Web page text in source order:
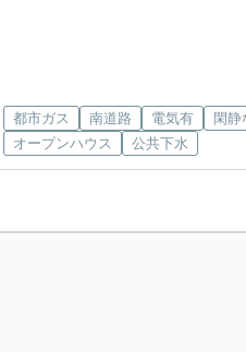
都市ガス 南道路 電気有
閑静
オープンハウス
公共下水